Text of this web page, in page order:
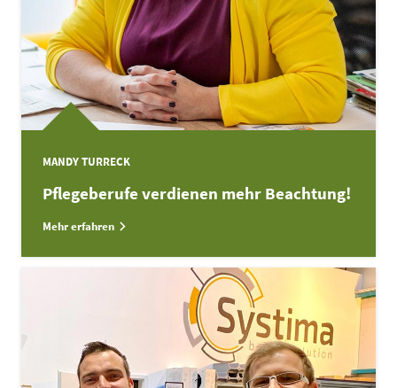
MANDY TURRECK
Pflegeberufe verdienen mehr Beachtung!
Mehr erfahren